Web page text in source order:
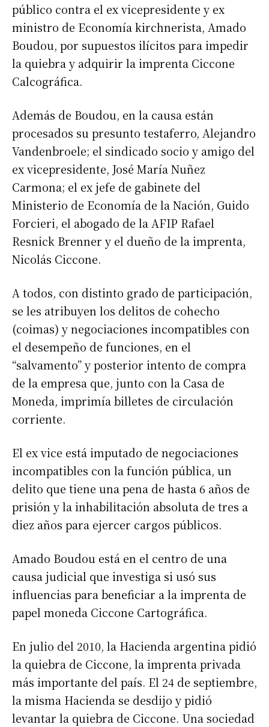
público contra el ex vicepresidente y ex
ministro de Economía kirchnerista, Amado
Boudou, por supuestos ilícitos para impedir
la quiebra y adquirir la imprenta Ciccone
Calcográfica.
Además de Boudou, en la causa están
procesados su presunto testaferro, Alejandro
Vandenbroele; el sindicado socio y amigo del
ex vicepresidente, José María Nuñez
Carmona; el ex jefe de gabinete del
Ministerio de Economía de la Nación, Guido
Forcieri, el abogado de la AFIP Rafael
Resnick Brenner y el dueño de la imprenta,
Nicolás Ciccone.
A todos, con distinto grado de participación,
se les atribuyen los delitos de cohecho
(coimas) y negociaciones incompatibles con
el desempeño de funciones, en el
“salvamento” y posterior intento de compra
de la empresa que, junto con la Casa de
Moneda, imprimía billetes de circulación
corriente.
El ex vice está imputado de negociaciones
incompatibles con la función pública, un
delito que tiene una pena de hasta 6 años de
prisión y la inhabilitación absoluta de tres a
diez años para ejercer cargos públicos.
Amado Boudou está en el centro de una
causa judicial que investiga si usó sus
influencias para beneficiar a la imprenta de
papel moneda Ciccone Cartográfica.
En julio del 2010, la Hacienda argentina pidió
la quiebra de Ciccone, la imprenta privada
más importante del país. El 24 de septiembre,
la misma Hacienda se desdijo y pidió
levantar la quiebra de Ciccone. Una sociedad